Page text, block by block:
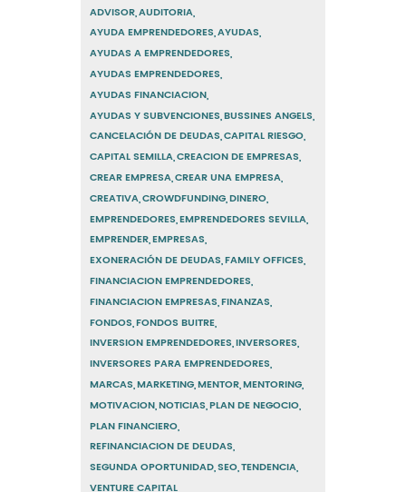
ADVISOR AUDITORIA
AYUDA EMPRENDEDORES AYUDAS
AYUDAS A EMPRENDEDORES
AYUDAS EMPRENDEDORES
AYUDAS FINANCIACION
AYUDAS Y SUBVENCIONES BUSSINES ANGELS
CANCELACIÓN DE DEUDAS CAPITAL RIESGO
CAPITAL SEMILLA CREACION DE EMPRESAS
CREAR EMPRESA CREAR UNA EMPRESA
CREATIVA CROWDFUNDING DINERO
EMPRENDEDORES EMPRENDEDORES SEVILLA
EMPRENDER EMPRESAS
EXONERACIÓN DE DEUDAS FAMILY OFFICES
FINANCIACION EMPRENDEDORES
FINANCIACION EMPRESAS FINANZAS
FONDOS FONDOS BUITRE
INVERSION EMPRENDEDORES INVERSORES
INVERSORES PARA EMPRENDEDORES
MARCAS MARKETING MENTOR MENTORING
MOTIVACION NOTICIAS PLAN DE NEGOCIO
PLAN FINANCIERO
REFINANCIACION DE DEUDAS
SEGUNDA OPORTUNIDAD SEO TENDENCIA
VENTURE CAPITAL